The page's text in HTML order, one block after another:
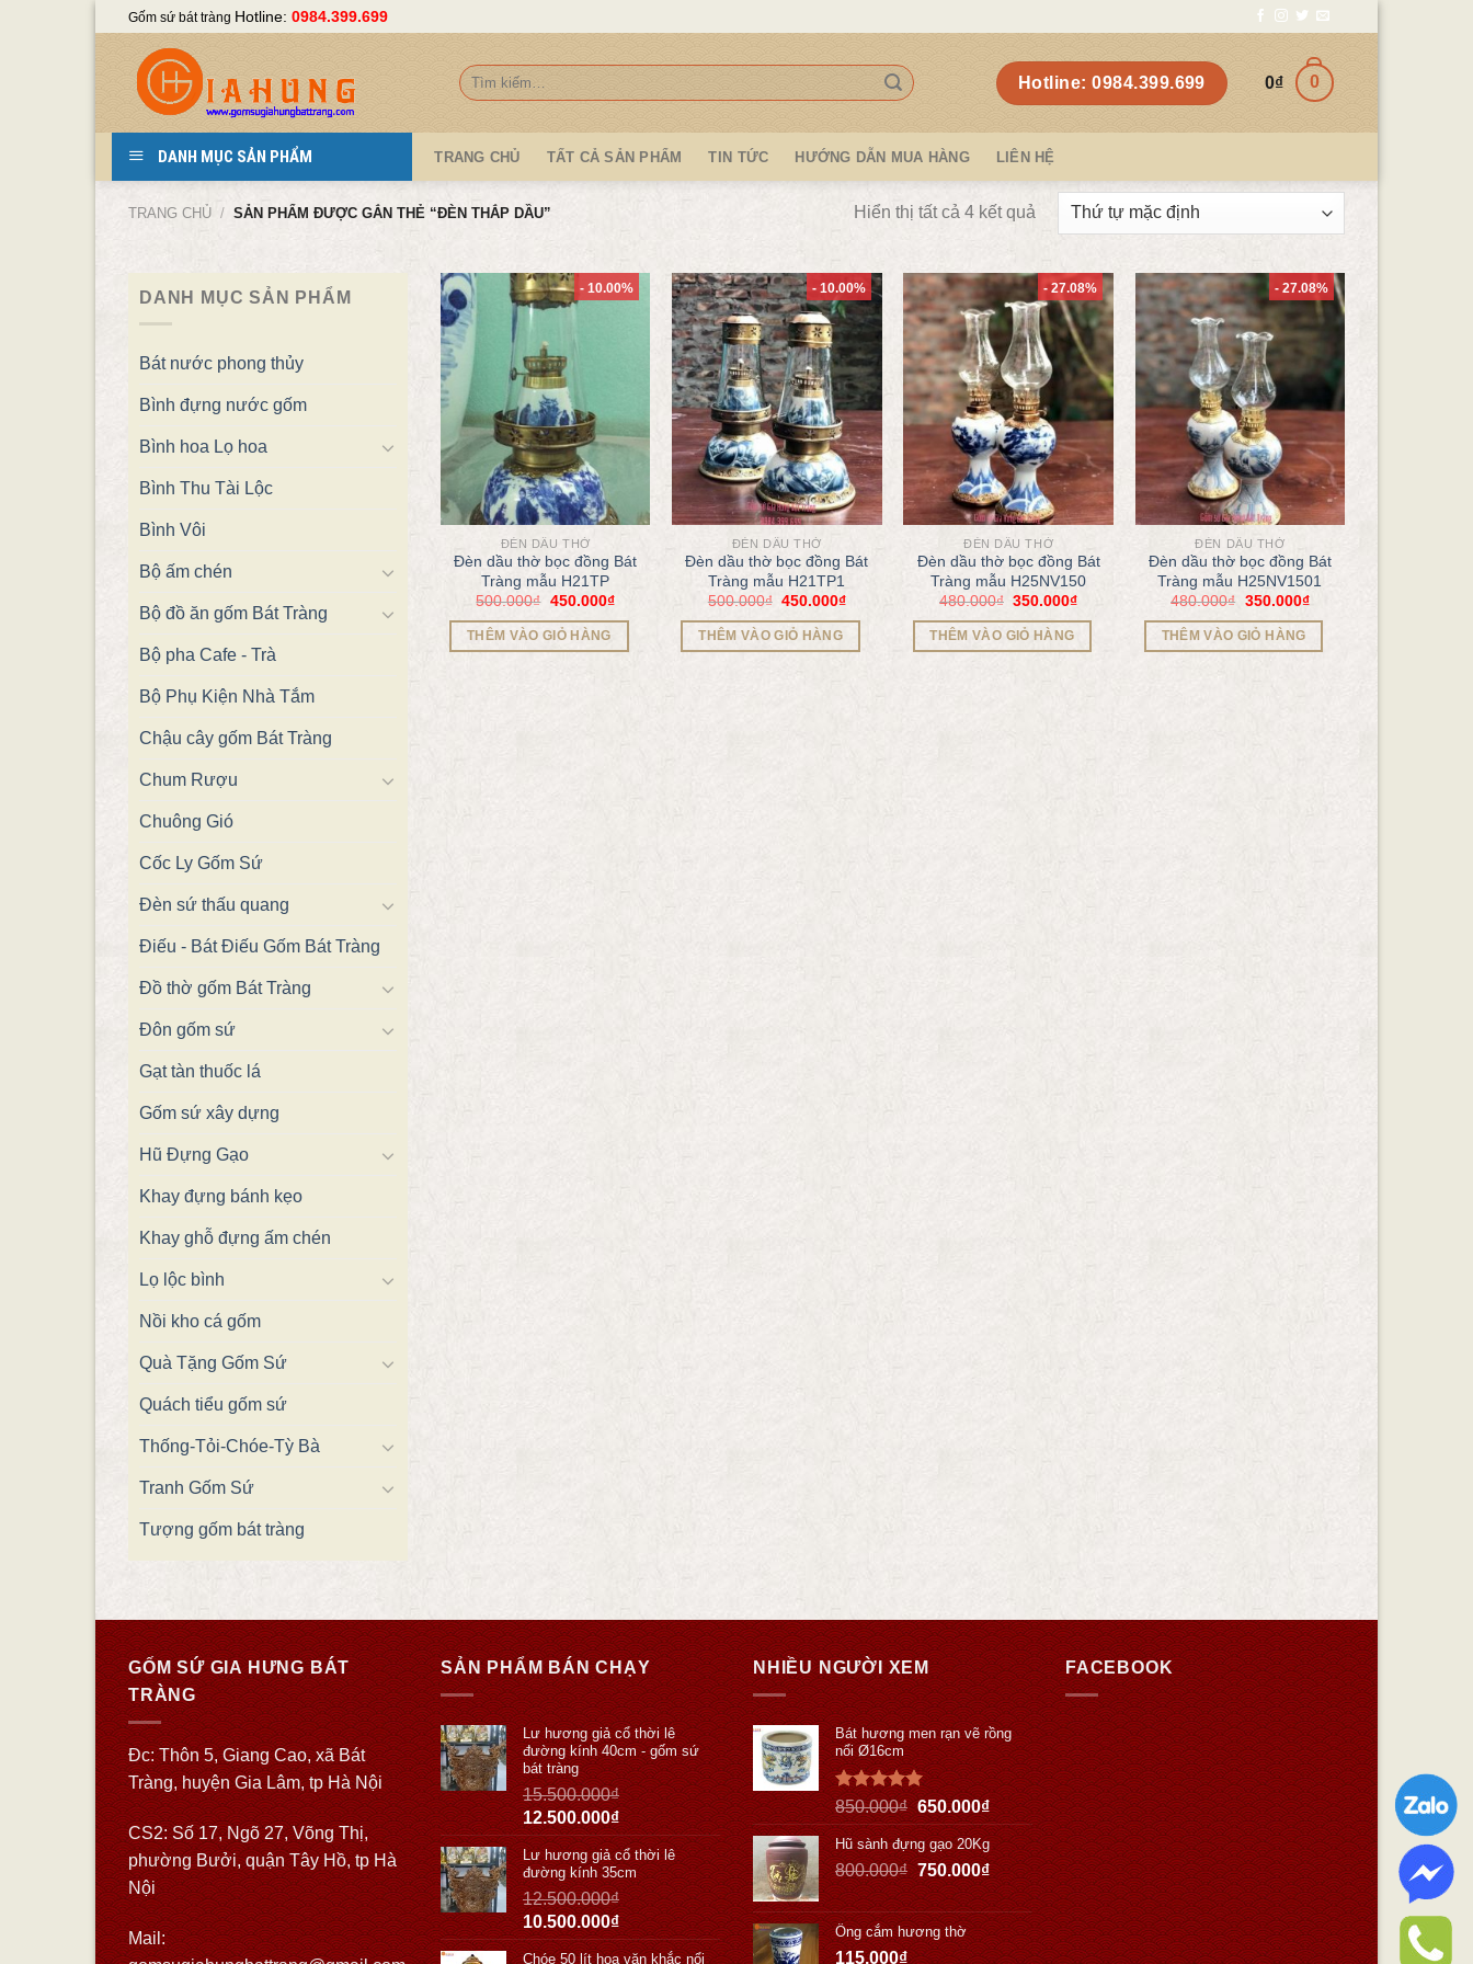
Skip
content
Gốm sứ bát tràng Hotline: 0984.399.699
Tìm
kiếm:
Hotline: 0984.399.699 0₫ 0
DANH MỤC SẢN PHẨM TRANG CHỦ TẤT CẢ SẢN PHẨM TIN TỨC HƯỚNG DẪN MUA HÀNG LIÊN HỆ
TRANG CHỦ / SẢN PHẨM ĐƯỢC GẮN THẺ “ĐÈN THẮP DẦU” Hiển thị tất cả 4 kết quả
DANH MỤC SẢN PHẨM
Bát nước phong thủy
Bình đựng nước gốm
Bình hoa Lọ hoa
Bình Thu Tài Lộc
Bình Vôi
Bộ ấm chén
Bộ đồ ăn gốm Bát Tràng
Bộ pha Cafe - Trà
Bộ Phụ Kiện Nhà Tắm
Chậu cây gốm Bát Tràng
Chum Rượu
Chuông Gió
Cốc Ly Gốm Sứ
Đèn sứ thấu quang
Điếu - Bát Điếu Gốm Bát Tràng
Đồ thờ gốm Bát Tràng
Đôn gốm sứ
Gạt tàn thuốc lá
Gốm sứ xây dựng
Hũ Đựng Gạo
Khay đựng bánh kẹo
Khay ghỗ đựng ấm chén
Lọ lộc bình
Nồi kho cá gốm
Quà Tặng Gốm Sứ
Quách tiểu gốm sứ
Thống-Tỏi-Chóe-Tỳ Bà
Tranh Gốm Sứ
Tượng gốm bát tràng
- 10.00%
ĐÈN DẦU THỜ
Đèn dầu thờ bọc đồng Bát
Tràng mẫu H21TP
500.000₫ 450.000₫
THÊM VÀO GIỎ HÀNG
- 10.00%
ĐÈN DẦU THỜ
Đèn dầu thờ bọc đồng Bát
Tràng mẫu H21TP1
500.000₫ 450.000₫
THÊM VÀO GIỎ HÀNG
- 27.08%
ĐÈN DẦU THỜ
Đèn dầu thờ bọc đồng Bát
Tràng mẫu H25NV150
480.000₫ 350.000₫
THÊM VÀO GIỎ HÀNG
- 27.08%
ĐÈN DẦU THỜ
Đèn dầu thờ bọc đồng Bát
Tràng mẫu H25NV1501
480.000₫ 350.000₫
THÊM VÀO GIỎ HÀNG
GỐM SỨ GIA HƯNG BÁT
TRÀNG
Đc: Thôn 5, Giang Cao, xã Bát
Tràng, huyện Gia Lâm, tp Hà Nội
CS2: Số 17, Ngõ 27, Võng Thị,
phường Bưởi, quận Tây Hồ, tp Hà
Nội
Mail:
SẢN PHẨM BÁN CHẠY
Lư hương giả cổ thời lê
đường kính 40cm - gốm sứ
bát tràng
15.500.000₫
12.500.000₫
Lư hương giả cổ thời lê
đường kính 35cm
12.500.000₫
10.500.000₫
Chóe 50 lít hoa văn khắc nổi
NHIỀU NGƯỜI XEM
Bát hương men rạn vẽ rồng
nổi Ø16cm
Được xếp
hạng5.00
5 sao
850.000₫ 650.000₫
Hũ sành đựng gạo 20Kg
800.000₫ 750.000₫
Ống cắm hương thờ
115.000₫
FACEBOOK